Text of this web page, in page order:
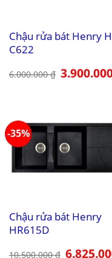
Chậu rửa bát Henry
C622
6.000.000₫ Giá
gốc
-35%
Chậu rửa bát Henry
HR615D
10.500.000₫ Giá